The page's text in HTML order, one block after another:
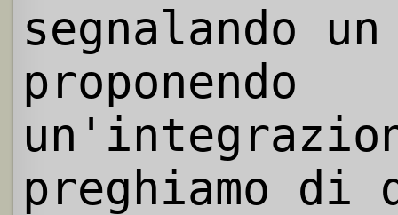
segnalando
proponendo
preghiamo